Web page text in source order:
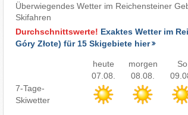
Überwiegendes Wetter im Reichensteiner
Skifahren
Durchschnittswerte! Exaktes Wetter im
Góry Złote) für 15 Skigebiete hier
heute
07.08.
morgen
08.08.
So
7-Tage-
Skiwetter